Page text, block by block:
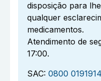
disposição para
qualquer
medicamentos.
Atendimento de
17:00.
SAC: 0800 0191914